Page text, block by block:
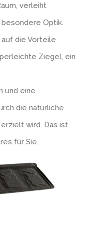
verleiht
besondere Optik.
auf die Vorteile
Ziegel, ein
und eine
die natürliche
wird. Das ist
für Sie.